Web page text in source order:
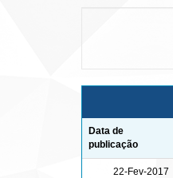
Data de
publicação
22-Fev-2017